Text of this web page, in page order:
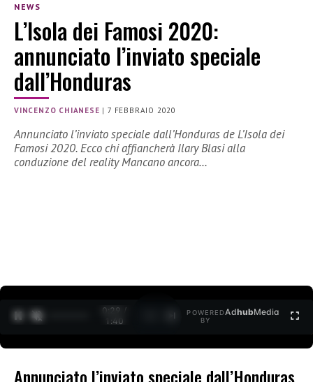
NEWS
L’Isola dei Famosi 2020:
annunciato l’inviato speciale
dall’Honduras
VINCENZO CHIANESE |7 FEBBRAIO 2020
Annunciato l’inviato speciale dall’Honduras de L’Isola dei
Famosi 2020. Ecco chi affiancherà Ilary Blasi alla
conduzione del reality Mancano ancora…
0:30 /
1:40
POWERED
BY
AdhubMedia
Annunciato l’inviato speciale dall’Honduras